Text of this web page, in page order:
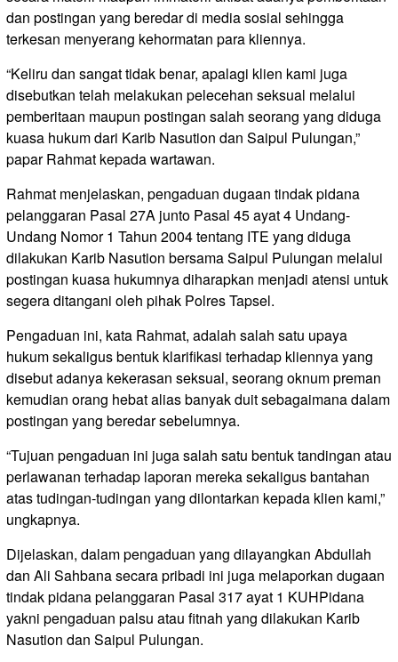
dan postingan yang beredar di media sosial sehingga
terkesan menyerang kehormatan para kliennya.
“Keliru dan sangat tidak benar, apalagi klien kami juga
disebutkan telah melakukan pelecehan seksual melalui
pemberitaan maupun postingan salah seorang yang diduga
kuasa hukum dari Karib Nasution dan Saipul Pulungan,”
papar Rahmat kepada wartawan.
Rahmat menjelaskan, pengaduan dugaan tindak pidana
pelanggaran Pasal 27A junto Pasal 45 ayat 4 Undang-
Undang Nomor 1 Tahun 2004 tentang ITE yang diduga
dilakukan Karib Nasution bersama Saipul Pulungan melalui
postingan kuasa hukumnya diharapkan menjadi atensi untuk
segera ditangani oleh pihak Polres Tapsel.
Pengaduan ini, kata Rahmat, adalah salah satu upaya
hukum sekaligus bentuk klarifikasi terhadap kliennya yang
disebut adanya kekerasan seksual, seorang oknum preman
kemudian orang hebat alias banyak duit sebagaimana dalam
postingan yang beredar sebelumnya.
“Tujuan pengaduan ini juga salah satu bentuk tandingan atau
perlawanan terhadap laporan mereka sekaligus bantahan
atas tudingan-tudingan yang dilontarkan kepada klien kami,”
ungkapnya.
Dijelaskan, dalam pengaduan yang dilayangkan Abdullah
dan Ali Sahbana secara pribadi ini juga melaporkan dugaan
tindak pidana pelanggaran Pasal 317 ayat 1 KUHPidana
yakni pengaduan palsu atau fitnah yang dilakukan Karib
Nasution dan Saipul Pulungan.